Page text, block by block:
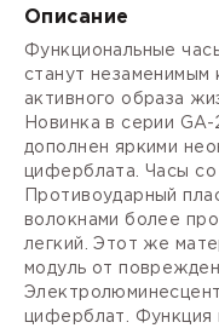
Описание
Функциональные
станут незаменимым
активного образа
Новинка в серии
дополнен яркими
циферблата. Часы со
Противоударный
волокнами более
легкий. Этот же
модуль от
циферблат. Функция